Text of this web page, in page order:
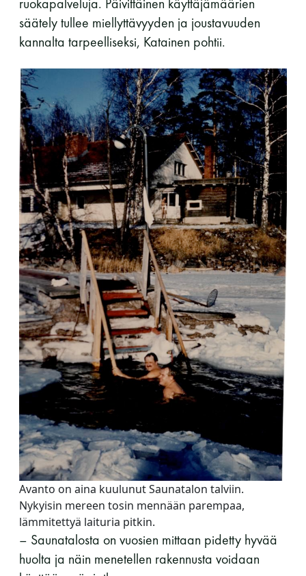
säätely tullee miellyttävyyden ja joustavuuden
kannalta tarpeelliseksi, Katainen pohtii.
Avanto on aina kuulunut Saunatalon talviin.
Nykyisin mereen tosin mennään parempaa,
lämmitettyä laituria pitkin.
– Saunatalosta on vuosien mittaan pidetty hyvää
huolta ja näin menetellen rakennusta voidaan